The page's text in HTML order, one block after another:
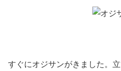
すぐにオジサンがきました。